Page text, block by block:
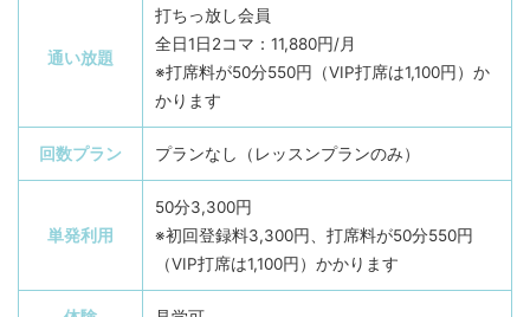
通い放題
打ちっ放し会員
全日1日2コマ：11,880円/月
※打席料が50分550円（VIP打席は1,100円）か
かります
回数プラン プランなし（レッスンプランのみ）
単発利用
50分3,300円
※初回登録料3,300円、打席料が50分550円
（VIP打席は1,100円）かかります